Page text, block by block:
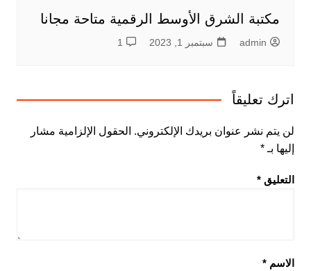
مكتبة الشرق الأوسط الرقمية متاحة مجانا
admin سبتمبر 1, 2023 1
اترك تعليقاً
لن يتم نشر عنوان بريدك الإلكتروني. الحقول الإلزامية مشار
إليها بـ *
التعليق *
الاسم *